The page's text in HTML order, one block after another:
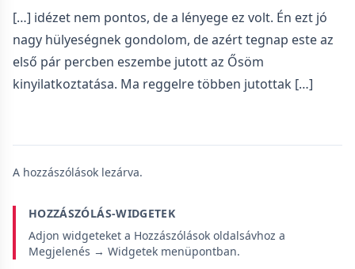
[…] idézet nem pontos, de a lényege ez volt. Én ezt jó
nagy hülyeségnek gondolom, de azért tegnap este az
első pár percben eszembe jutott az Ősöm
kinyilatkoztatása. Ma reggelre többen jutottak […]
A hozzászólások lezárva.
HOZZÁSZÓLÁS-WIDGETEK
Adjon widgeteket a Hozzászólások oldalsávhoz a
Megjelenés → Widgetek menüpontban.